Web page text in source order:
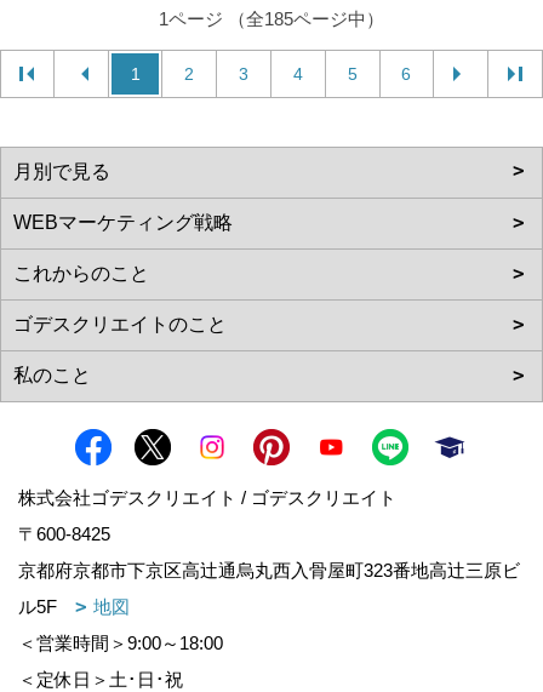
1ページ （全185ページ中）
1 2 3 4 5 6
株式会社ゴデスクリエイト / ゴデスクリエイト
〒600-8425
京都府京都市下京区高辻通烏丸西入骨屋町323番地高辻三原ビ
ル5F
地図
＜営業時間＞9:00～18:00
＜定休日＞土･日･祝